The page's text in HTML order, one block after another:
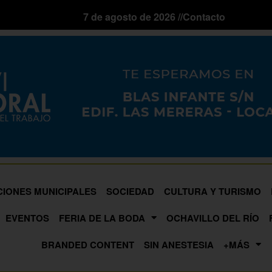
7 de agosto de 2026 //Contacto
MUNICIPALES SOCIEDAD CULTURA Y TURISMO
EVENTOS
FERIA DE LA BODA OCHAVILLO DEL RÍO
BRANDED CONTENT
SIN ANESTESIA +MÁS